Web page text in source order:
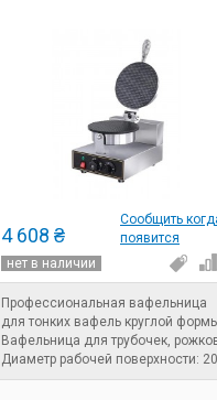
Сообщить
появится
4 608 ₴
нет в наличии
Профессиональная вафельница
для тонких вафель круглой
Вафельница для трубочек,
Диаметр рабочей поверхности:
мм. Мощность: 1,2 кВт.